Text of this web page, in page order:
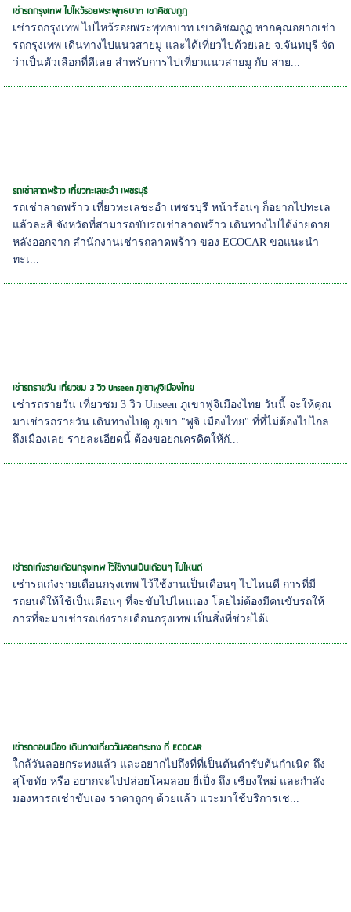
เช่ารถกรุงเทพ ไปไหว้รอยพระพุทธบาท เขาคิชฌกูฏ
เช่ารถกรุงเทพ ไปไหว้รอยพระพุทธบาท เขาคิชฌกูฏ หากคุณอยากเช่า
รถกรุงเทพ เดินทางไปแนวสายมู และได้เที่ยวไปด้วยเลย จ.จันทบุรี จัด
ว่าเป็นตัวเลือกที่ดีเลย สำหรับการไปเที่ยวแนวสายมู กับ สาย...
รถเช่าลาดพร้าว เที่ยวทะเลชะอำ เพชรบุรี
รถเช่าลาดพร้าว เที่ยวทะเลชะอำ เพชรบุรี หน้าร้อนๆ ก็อยากไปทะเล
แล้วละสิ จังหวัดที่สามารถขับรถเช่าลาดพร้าว เดินทางไปได้ง่ายดาย
หลังออกจาก สำนักงานเช่ารถลาดพร้าว ของ ECOCAR ขอแนะนำ
ทะเ...
เช่ารถรายวัน เที่ยวชม 3 วิว Unseen ภูเขาฟูจิเมืองไทย
เช่ารถรายวัน เที่ยวชม 3 วิว Unseen ภูเขาฟูจิเมืองไทย วันนี้ จะให้คุณ
มาเช่ารถรายวัน เดินทางไปดู ภูเขา "ฟูจิ เมืองไทย" ที่ที่ไม่ต้องไปไกล
ถึงเมืองเลย รายละเอียดนี้ ต้องขอยกเครดิตให้กั...
เช่ารถเก๋งรายเดือนกรุงเทพ ไว้ใช้งานเป็นเดือนๆ ไปไหนดี
เช่ารถเก๋งรายเดือนกรุงเทพ ไว้ใช้งานเป็นเดือนๆ ไปไหนดี การที่มี
รถยนต์ให้ใช้เป็นเดือนๆ ที่จะขับไปไหนเอง โดยไม่ต้องมีคนขับรถให้
การที่จะมาเช่ารถเก๋งรายเดือนกรุงเทพ เป็นสิ่งที่ช่วยได้เ...
เช่ารถดอนเมือง เดินทางเที่ยววันลอยกระทง ที่ ECOCAR
ใกล้วันลอยกระทงแล้ว และอยากไปถึงที่ที่เป็นต้นตำรับต้นกำเนิด ถึง
สุโขทัย หรือ อยากจะไปปล่อยโคมลอย ยี่เป็ง ถึง เชียงใหม่ และกำลัง
มองหารถเช่าขับเอง ราคาถูกๆ ด้วยแล้ว แวะมาใช้บริการเช...